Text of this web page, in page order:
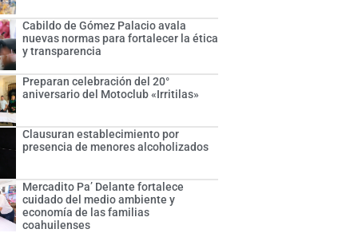
Cabildo de Gómez Palacio avala
nuevas normas para fortalecer la ética
y transparencia
Preparan celebración del 20°
aniversario del Motoclub «Irritilas»
Clausuran establecimiento por
presencia de menores alcoholizados
Mercadito Pa’ Delante fortalece
cuidado del medio ambiente y
economía de las familias
coahuilenses